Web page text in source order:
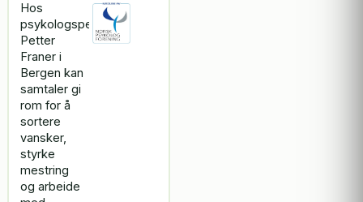
Hos
psykologspesialist
Petter
Franer i
Bergen kan
samtaler gi
rom for å
sortere
vansker,
styrke
mestring
og arbeide